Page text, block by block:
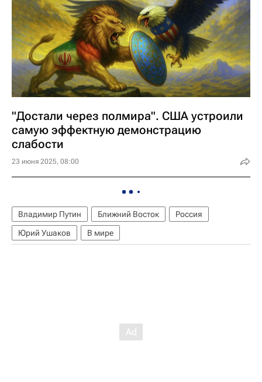
"Достали через полмира". США устроили
самую эффектную демонстрацию
слабости
23 июня 2025, 08:00
Владимир Путин Ближний Восток
Россия
Юрий Ушаков
В мире